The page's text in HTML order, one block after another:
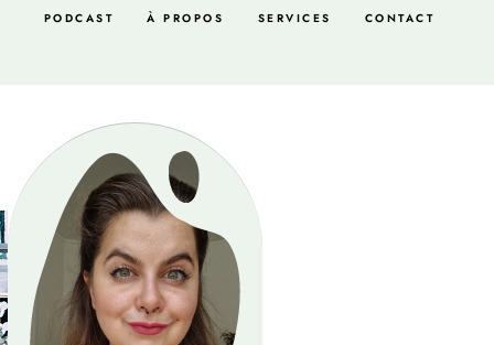
PODCAST À PROPOS SERVICES CONTACT
Salle de bain
Salon
Scandinave